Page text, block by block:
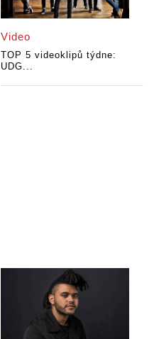
Video
TOP 5 videoklipů týdne:
UDG...